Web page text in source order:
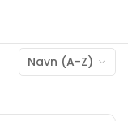
Navn (A-Z)